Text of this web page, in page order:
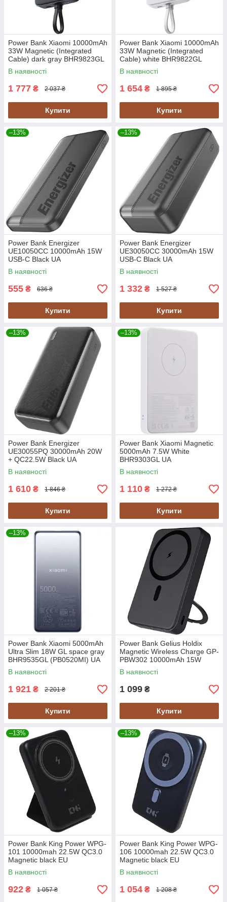
Power Bank Xiaomi 10000mAh
33W Magnetic (Integrated
Cable) dark gray BHR9823GL
(WPB1007MI) UA
В наявності
1 777 ₴ 2 037 ₴
Купити
Power Bank Xiaomi 10000mAh
33W Magnetic (Integrated
Cable) white BHR9822GL
(WPB1007MI) UA
В наявності
1 654 ₴ 1 895 ₴
Купити
–13%
Power Bank Energizer
UE10050СC 10000mAh 15W
USB-C Black UA
В наявності
555 ₴ 636 ₴
Купити
–13%
Power Bank Energizer
UE30050СC 30000mAh 15W
USB-C Black UA
В наявності
1 332 ₴ 1 527 ₴
Купити
–13%
Power Bank Energizer
UE30055PQ 30000mAh 20W
+ QC22.5W Black UA
В наявності
1 610 ₴ 1 846 ₴
Купити
–13%
Power Bank Xiaomi Magnetic
5000mAh 7.5W White
BHR9303GL UA
В наявності
1 110 ₴ 1 272 ₴
Купити
–13%
Power Bank Xiaomi 5000mAh
Ultra Slim 18W GL space gray
BHR9535GL (PB0520MI) UA
В наявності
1 921 ₴ 2 201 ₴
Купити
Power Bank Gelius Holdix
Magnetic Wireless Charge GP-
PBW302 10000mAh 15W
Black UA UCRF
В наявності
1 099 ₴
Купити
–13%
Power Bank King Power WPG-
101 10000mah 22.5W QC3.0
Magnetic black EU
В наявності
922 ₴ 1 057 ₴
–13%
Power Bank King Power WPG-
106 10000mah 22.5W QC3.0
Magnetic black EU
В наявності
1 054 ₴ 1 208 ₴